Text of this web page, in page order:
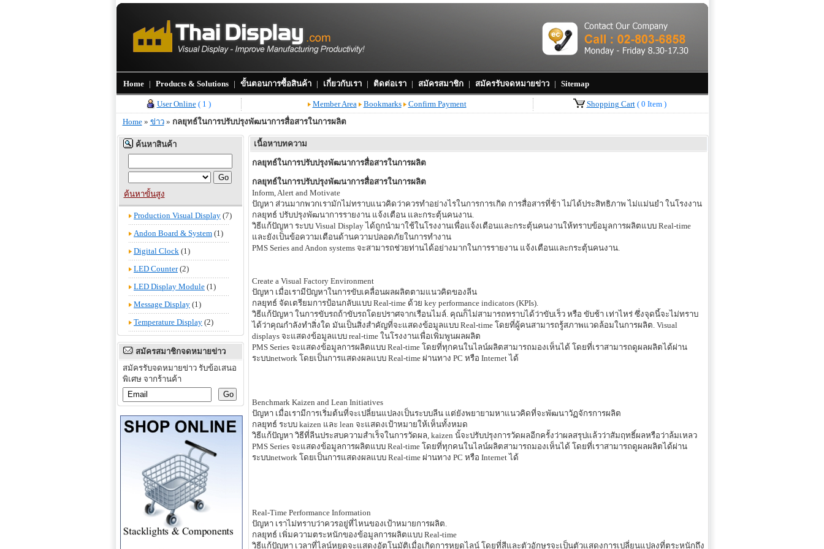
Home | Products & Solutions | ขั้นตอนการซื้อสินค้า | เกี่ยวกับเรา | ติดต่อเรา | สมัครสมาชิก | สมัครรับจดหมายข่าว | Sitemap
User Online ( 1 ) Member Area Bookmarks Confirm Payment Shopping Cart ( 0 Item )
Home» ข่าว» กลยุทธ์ในการปรับปรุงพัฒนาการสื่อสารในการผลิต
ค้นหาสินค้า
ค้นหาขั้นสูง
Production Visual Display (7)
Andon Board & System (1)
Digital Clock (1)
LED Counter(2)
LED Display Module (1)
Message Display (1)
Temperature Display (2)
สมัครสมาชิกจดหมายข่าว
สมัครรับจดหมายข่าว รับข้อเสนอ
พิเศษ จากร้านค้า
เนื้อหาบทความ
กลยุทธ์ในการปรับปรุงพัฒนาการสื่อสารในการผลิต
กลยุทธ์ในการปรับปรุงพัฒนาการสื่อสารในการผลิต
Inform, Alert and Motivate
ปัญหา ส่วนมากพวกเรามักไม่ทราบแนวคิดว่าควรทำอย่างไรในการการเกิด การสื่อสารที่ช้า ไม่ได้ประสิทธิภาพ ไม่แม่นยำ ในโรงงาน
กลยุทธ์ ปรับปรุงพัฒนาการรายงาน แจ้งเตือน และกระตุ้นคนงาน.
วิธีแก้ปัญหา ระบบ Visual Display ได้ถูกนำมาใช้ในโรงงานเพื่อแจ้งเตือนและกระตุ้นคนงานให้ทราบข้อมูลการผลิตแบบ Real-time
และยังเป็นข้อความเตือนด้านความปลอดภัยในการทำงาน
PMS Series and Andon systems จะสามารถช่วยท่านได้อย่างมากในการรายงาน แจ้งเตือนและกระตุ้นคนงาน.
Create a Visual Factory Environment
ปัญหา เมื่อเรามีปัญหาในการขับเคลื่อนผลผลิตตามแนวคิดของลีน
กลยุทธ์ จัดเตรียมการป้อนกลับแบบ Real-time ด้วย key performance indicators (KPIs).
วิธีแก้ปัญหา ในการขับรถถ้าขับรถโดยปราศจากเรือนไมล์. คุณก็ไม่สามารถทราบได้ว่าขับเร็ว หรือ ขับช้า เท่าไหร่ ซึ่งจุดนี้จะไม่ทราบ
ได้ว่าคุณกำลังทำสิ่งใด มันเป็นสิ่งสำคัญที่จะแสดงข้อมูลแบบ Real-time โดยที่ผู้คนสามารถรู้สภาพแวดล้อมในการผลิต. Visual
displays จะแสดงข้อมูลแบบ real-time ในโรงงานเพื่อเพิ่มพูนผลผลิต
PMS Series จะแสดงข้อมูลการผลิตแบบ Real-time โดยที่ทุกคนในไลน์ผลิตสามารถมองเห็นได้ โดยที่เราสามารถดูผลผลิตได้ผ่าน
ระบบnetwork โดยเป็นการแสดงผลแบบ Real-time ผ่านทาง PC หรือ Internet ได้
Benchmark Kaizen and Lean Initiatives
ปัญหา เมื่อเรามีการเริ่มต้นที่จะเปลี่ยนแปลงเป็นระบบลีน แต่ยังพยายามหาแนวคิดที่จะพัฒนาวัฏจักรการผลิต
กลยุทธ์ ระบบ kaizen และ lean จะแสดงเป้าหมายให้เห็นทั้งหมด
วิธีแก้ปัญหา วิธีที่ลีนประสบความสำเร็จในการวัดผล, kaizen นั้จะปรับปรุงการวัดผลอีกครั้งว่าผลสรุปแล้วว่าสัมฤทธิ์ผลหรือว่าล้มเหลว
PMS Series จะแสดงข้อมูลการผลิตแบบ Real-time โดยที่ทุกคนในไลน์ผลิตสามารถมองเห็นได้ โดยที่เราสามารถดูผลผลิตได้ผ่าน
ระบบnetwork โดยเป็นการแสดงผลแบบ Real-time ผ่านทาง PC หรือ Internet ได้
Real-Time Performance Information
ปัญหา เราไม่ทราบว่าควรอยู่ที่ไหนของเป้าหมายการผลิต.
กลยุทธ์ เพิ่มความตระหนักของข้อมูลการผลิตแบบ Real-time
วิธีแก้ปัญหา เวลาที่ไลน์หยุดจะแสดงอัตโนมัติเมื่อเกิดการหยุดไลน์ โดยที่สีและตัวอักษรจะเป็นตัวแสดงการเปลี่ยนแปลงที่ตระหนักถึง